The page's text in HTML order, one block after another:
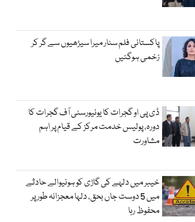
پاکستانی فلم سٹار میرا سیڑھیوں سے گر کر
زخمی ہوگئیں
ڈی پی او گجرات کا یونیورسٹی آف گجرات کا
دورہ، پولیس خدمت مرکز کے قیام پر اہم
مشاورت
خیبر میں دلہے کی گاڑی کو ہونیوالے حادثے
میں 5 دوست جاں بحق، دلہا معجزانہ طور پر
محفوظ رہا